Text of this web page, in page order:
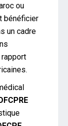
ou
bénéficier
un cadre